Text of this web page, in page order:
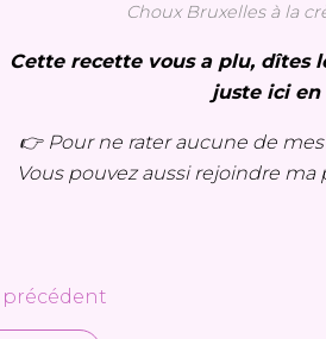
Choux Bruxelles à la
Cette recette vous a plu, dîtes
juste ici en
👉 Pour ne rater aucune de
Vous pouvez aussi rejoindre
précédent